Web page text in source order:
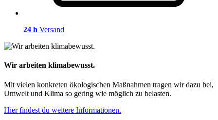
24 h Versand
Wir arbeiten klimabewusst.
Mit vielen konkreten ökologischen Maßnahmen tragen wir dazu bei,
Umwelt und Klima so gering wie möglich zu belasten.
Hier findest du weitere Informationen.